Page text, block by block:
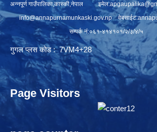
अन्नपूर्ण गाउँपालिका,कास्की,नेपाल इमेल:
info@annapurnamunkaski.gov.np
सम्पर्क नं:०६१-४१४१०१/२/३/४/५
गुगल प्लस कोड : 7VM4+28
Page Visitors